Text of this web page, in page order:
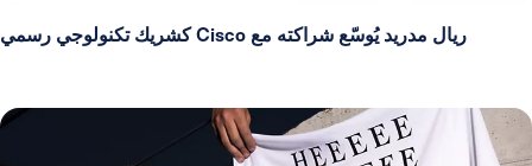
ريال مدريد يُوسّع شراكته مع Cisco كشريك تكنولوجي رسمي